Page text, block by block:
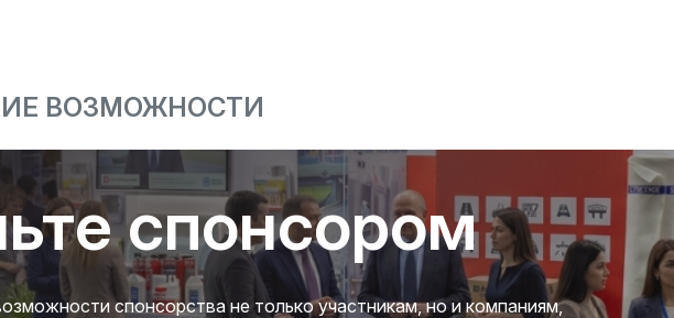
ВОЗМОЖНОСТИ
спонсором
спонсорства не только участникам, но и компаниям,